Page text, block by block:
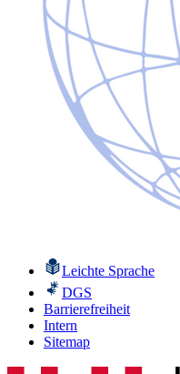
Leichte Sprache
DGS
Barrierefreiheit
Intern
Sitemap